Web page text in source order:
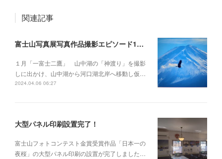
関連記事
富士山写真展写真作品撮影エピソード1月～12月
１月「一富士二鷹」 山中湖の「神渡り」を撮影
しに出かけ、山中湖から河口湖北岸へ移動し仮…
2024.04.06 06:27
大型パネル印刷設置完了！
富士山フォトコンテスト金賞受賞作品「日本一の
夜桜」の大型パネル印刷の設置が完了しました…